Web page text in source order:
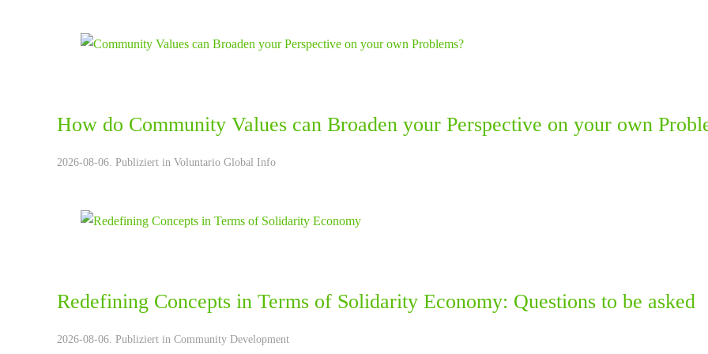
How do Community Values can Broaden your Perspective on your own
2026-08-06. Publiziert in Voluntario Global Info
Redefining Concepts in Terms of Solidarity Economy: Questions to be asked
2026-08-06. Publiziert in Community Development